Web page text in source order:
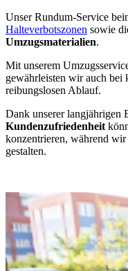
Unser Rundum-Service
Halteverbotszonen sowie
Umzugsmaterialien.
Mit unserem
gewährleisten wir auch bei
reibungslosen Ablauf.
Dank unserer langjährigen
Kundenzufriedenheit
konzentrieren, während
gestalten.